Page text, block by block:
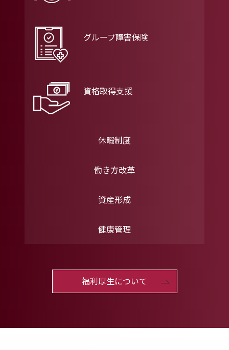
グループ障害保険
資格取得支援
休暇制度
働き方改革
資産形成
健康管理
福利厚生について